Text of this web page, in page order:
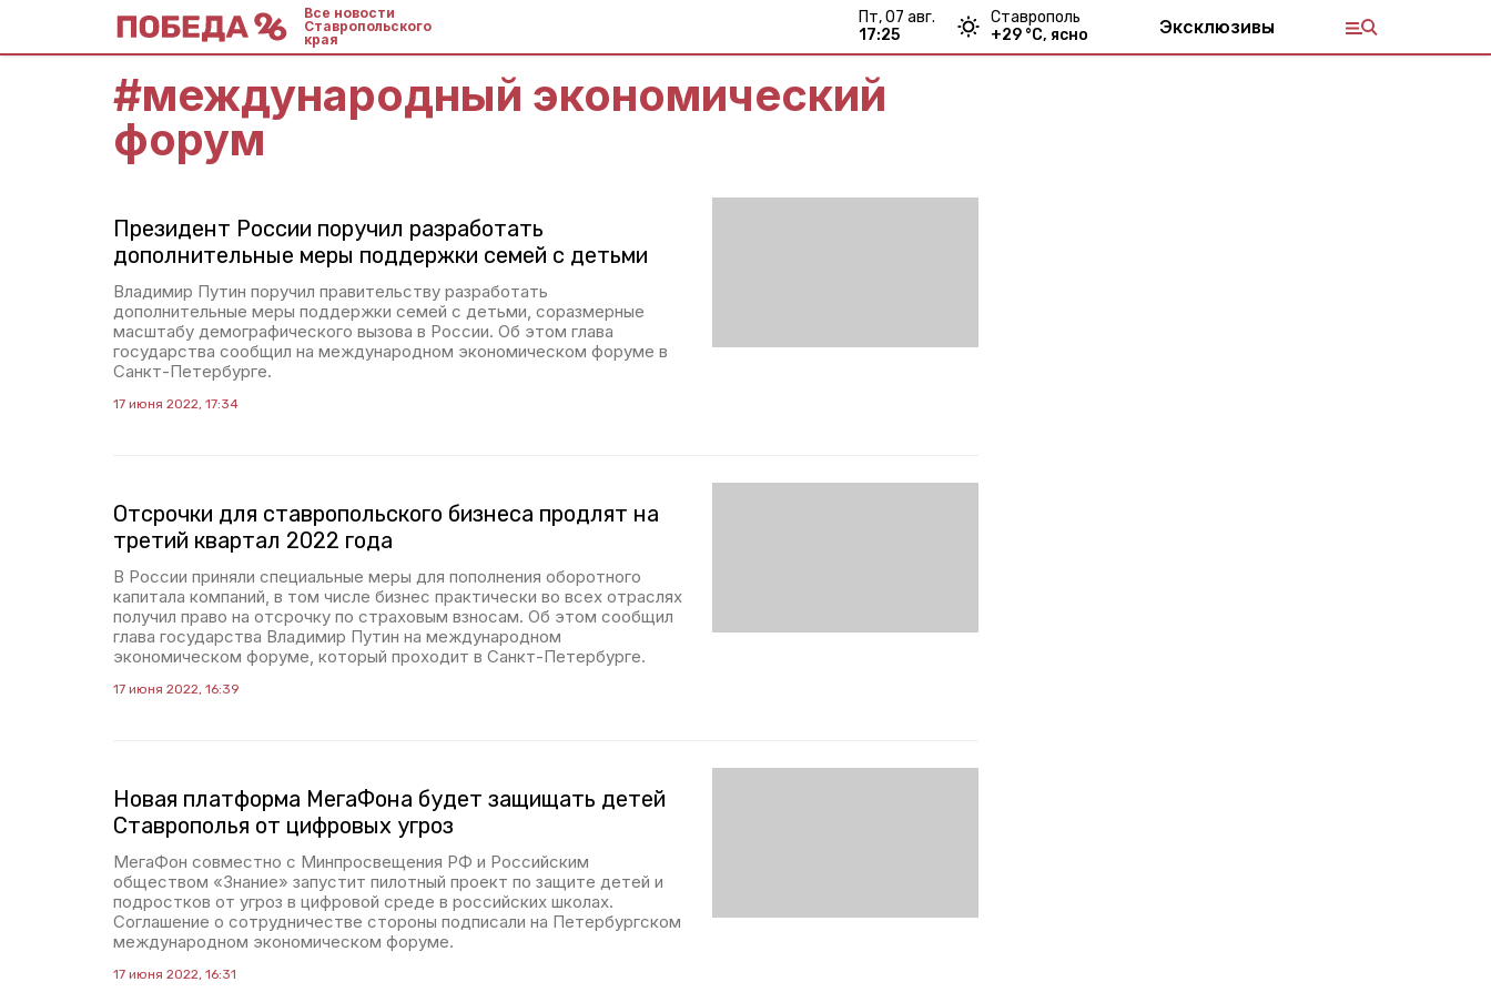
Все новости
Ставропольского
края
пт, 07 авг.
17:25
Ставрополь
+29 °С, ясно Эксклюзивы
#международный экономический
форум
Президент России поручил разработать
дополнительные меры поддержки семей с детьми
Владимир Путин поручил правительству разработать
дополнительные меры поддержки семей с детьми, соразмерные
масштабу демографического вызова в России. Об этом глава
государства сообщил на международном экономическом форуме в
Санкт-Петербурге.
17 июня 2022, 17:34
Отсрочки для ставропольского бизнеса продлят на
третий квартал 2022 года
В России приняли специальные меры для пополнения оборотного
капитала компаний, в том числе бизнес практически во всех отраслях
получил право на отсрочку по страховым взносам. Об этом сообщил
глава государства Владимир Путин на международном
экономическом форуме, который проходит в Санкт-Петербурге.
17 июня 2022, 16:39
Новая платформа МегаФона будет защищать детей
Ставрополья от цифровых угроз
МегаФон совместно с Минпросвещения РФ и Российским
обществом «Знание» запустит пилотный проект по защите детей и
подростков от угроз в цифровой среде в российских школах.
Соглашение о сотрудничестве стороны подписали на Петербургском
международном экономическом форуме.
17 июня 2022, 16:31